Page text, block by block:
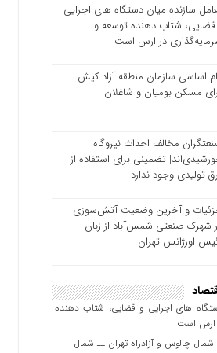
سازنده میان دستگاه‌ های اجرایی
شتاب‌ دهنده توسعه و
در ارس است
اساسی سازمان منطقه آزاد کیش
مسکن بومیان و شاغلان
مخالف احداث نیروگاه
تضمینی برای استفاده از
تولیدی وجود ندارد
و آخرین وضعیت آتش‌سوزی
شهرک صنعتی شمس‌آباد از زبان
اورژانس تهران
های اجرایی و قضایی، شتاب‌ دهنده
ارس است
چالوس و آزادراه تهران ــ شمال